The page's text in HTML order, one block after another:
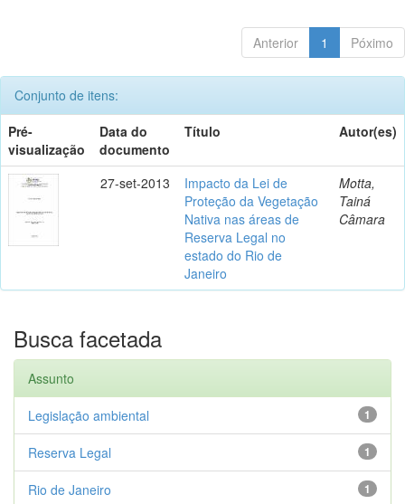
Anterior 1 Póximo
Conjunto de itens:
Pré-
visualização
Data do
documento
Título Autor(es)
27-set-2013
Impacto da Lei de
Proteção da Vegetação
Nativa nas áreas de
Reserva Legal no
estado do Rio de
Janeiro
Motta,
Tainá
Câmara
Busca facetada
Assunto
1
Legislação ambiental
1
Reserva Legal
1
Rio de Janeiro